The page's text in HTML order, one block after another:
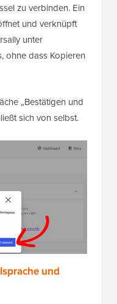
zu verbinden. Ein
und verknüpft
unter
ohne dass Kopieren
„Bestätigen und
sich von selbst.
und